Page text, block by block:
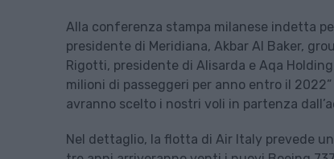
Alla conferenza stampa milanese indetta
presidente di Meridiana, Akbar Al Baker,
Rigotti, presidente di Alisarda e Aqa
milioni di passeggeri per anno entro il
avranno scelto i nostri voli in partenza
Nel dettaglio, la flotta di Air Italy prevede